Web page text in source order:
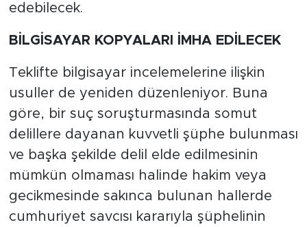
edebilecek.
BİLGİSAYAR KOPYALARI İMHA EDİLECEK
Teklifte bilgisayar incelemelerine ilişkin
usuller de yeniden düzenleniyor. Buna
göre, bir suç soruşturmasında somut
delillere dayanan kuvvetli şüphe bulunması
ve başka şekilde delil elde edilmesinin
mümkün olmaması halinde hakim veya
gecikmesinde sakınca bulunan hallerde
cumhuriyet savcısı kararıyla şüphelinin